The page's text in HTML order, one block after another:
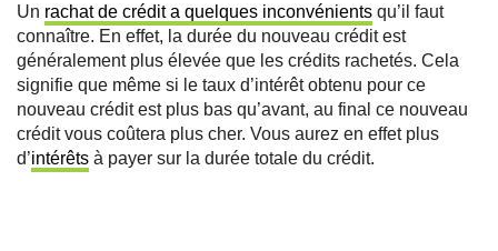
Un rachat de crédit a quelques inconvénients qu’il faut
connaître. En effet, la durée du nouveau crédit est
généralement plus élevée que les crédits rachetés. Cela
signifie que même si le taux d’intérêt obtenu pour ce
nouveau crédit est plus bas qu’avant, au final ce nouveau
crédit vous coûtera plus cher. Vous aurez en effet plus
d’intérêts à payer sur la durée totale du crédit.